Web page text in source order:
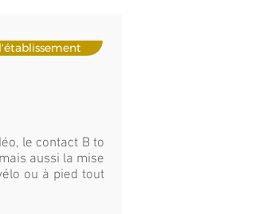
le contact B to
aussi la mise
ou à pied tout